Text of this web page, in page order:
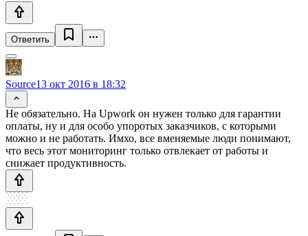
Ответить
Source13 окт 2016 в 18:32
Не обязательно. На Upwork он нужен только для гарантии
оплаты, ну и для особо упоротых заказчиков, с которыми
можно и не работать. Имхо, все вменяемые люди понимают,
что весь этот мониторинг только отвлекает от работы и
снижает продуктивность.